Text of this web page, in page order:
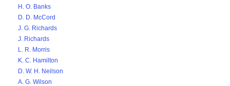
H. O. Banks
D. D. McCord
J. G. Richards
J. Richards
L. R. Morris
K. C. Hamilton
D. W. H. Neilson
A. G. Wilson